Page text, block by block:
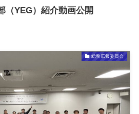
（YEG）紹介動画公開
総務広報委員会